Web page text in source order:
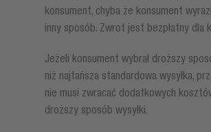
konsument, chyba że konsument
inny sposób. Zwrot jest bezpłatny dla
Jeżeli konsument wybrał droższy
niż najtańsza standardowa wysyłka,
nie musi zwracać dodatkowych
droższy sposób wysyłki.